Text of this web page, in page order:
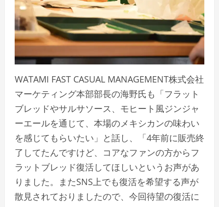
WATAMI FAST CASUAL MANAGEMENT株式会社
マーケティング本部部長の海野氏も「フラット
ブレッドやサルサソース、モヒート風ジンジャ
ーエールを通じて、本場のメキシカンの味わい
を感じてもらいたい」と話し、「4年前に販売終
了してたんですけど、コアなファンの方からフ
ラットブレッド復活してほしいというお声があ
りました。またSNS上でも復活を希望する声が
散見されておりましたので、今回待望の復活に